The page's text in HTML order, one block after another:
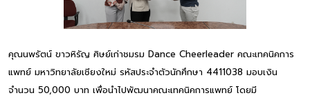
คุณนพรัตน์ ขาวหิรัญ ศิษย์เก่าชมรม Dance Cheerleader คณะเทคนิคการ
แพทย์ มหาวิทยาลัยเชียงใหม่ รหัสประจำตัวนักศึกษา 4411038 มอบเงิน
จำนวน 50,000 บาท เพื่อนำไปพัฒนาคณะเทคนิคการแพทย์ โดยมี